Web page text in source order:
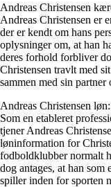
Andreas Christensen
Andreas Christensen er
der er kendt om hans
oplysninger om, at han
deres forhold forbliver
Christensen travlt med
sammen med sin partner
Andreas Christensen løn:
Som en etableret
tjener Andreas
løninformation for
fodboldklubber normalt
dog antages, at han
spiller inden for sporten